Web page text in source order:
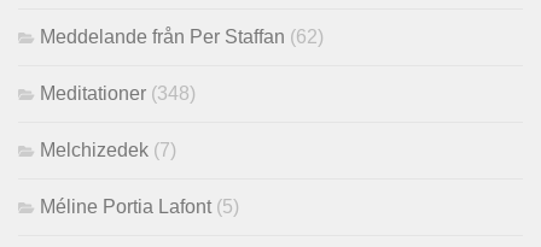
Meddelande från Per Staffan (62)
Meditationer (348)
Melchizedek (7)
Méline Portia Lafont (5)